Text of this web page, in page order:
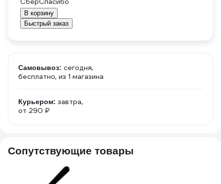
В корзину
Быстрый заказ
Самовывоз: сегодня,
бесплатно, из 1 магазина
Курьером: завтра,
от 290 ₽
Сопутствующие товары